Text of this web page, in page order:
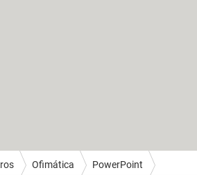
Ofimática PowerPoint